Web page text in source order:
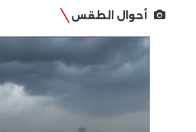
أحوال الطقس